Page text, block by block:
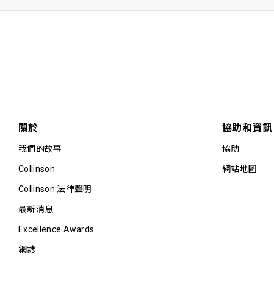
關於
我們的故事
Collinson
Collinson 法律聲明
最新消息
Excellence Awards
網誌
協助和資訊
協助
網站地圖